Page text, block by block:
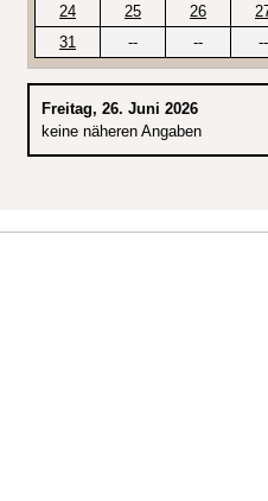
24
25 26
31
-- -- --
Freitag, 26. Juni 2026
keine näheren Angaben